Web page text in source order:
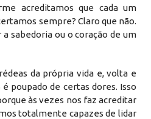
acreditamos que cada um
sempre? Claro que não.
sabedoria ou o coração de um
da própria vida e, volta e
poupado de certas dores. Isso
às vezes nos faz acreditar
totalmente capazes de lidar